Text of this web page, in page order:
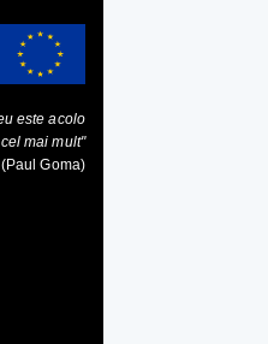
este acolo
mai mult"
(Paul Goma)